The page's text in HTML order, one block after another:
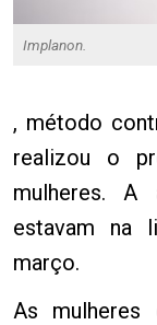
Implanon.
, método
realizou o
mulheres. A
estavam na
março.
As mulheres